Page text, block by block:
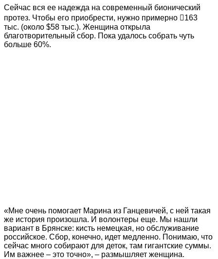
Сейчас вся ее надежда на современный бионический
протез. Чтобы его приобрести, нужно примерно 163
тыс. (около $58 тыс.). Женщина открыла
благотворительный сбор. Пока удалось собрать чуть
больше 60%.
«Мне очень помогает Марина из Ганцевичей, с ней такая
же история произошла. И волонтеры еще. Мы нашли
вариант в Брянске: кисть немецкая, но обслуживание
российское. Сбор, конечно, идет медленно. Понимаю, что
сейчас много собирают для деток, там гигантские суммы.
Им важнее – это точно», – размышляет женщина.